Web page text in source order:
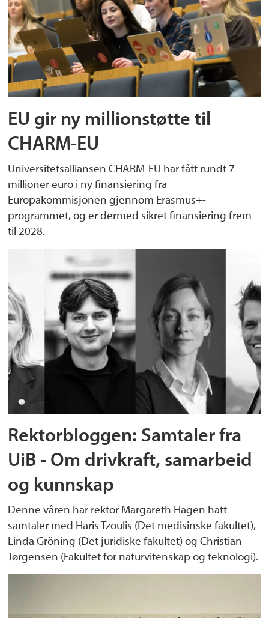
EU gir ny millionstøtte til
CHARM-EU
Universitetsalliansen CHARM-EU har fått rundt 7
millioner euro i ny finansiering fra
Europakommisjonen gjennom Erasmus+-
programmet, og er dermed sikret finansiering frem
til 2028.
Rektorbloggen: Samtaler fra
UiB - Om drivkraft, samarbeid
og kunnskap
Denne våren har rektor Margareth Hagen hatt
samtaler med Haris Tzoulis (Det medisinske fakultet),
Linda Gröning (Det juridiske fakultet) og Christian
Jørgensen (Fakultet for naturvitenskap og teknologi).